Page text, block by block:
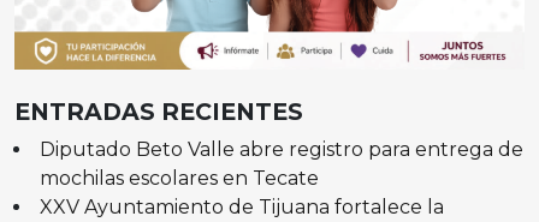
ENTRADAS RECIENTES
Diputado Beto Valle abre registro para entrega de
mochilas escolares en Tecate
XXV Ayuntamiento de Tijuana fortalece la